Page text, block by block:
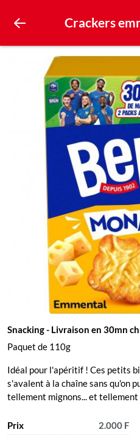
Crackers
Snacking- Livraison en 30mn
Paquet de 110g
Idéal pour l'apéritif ! Ces petits
s'avalent à la chaîne sans qu'on
tellement mignons... et
Prix 2.000 F